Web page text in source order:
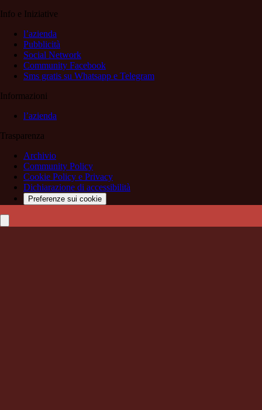
Info e Iniziative
l’azienda
Pubblicità
Social Network
Community Facebook
Sms gratis su Whatsapp e Telegram
Informazioni
l’azienda
Trasparenza
Archivio
Community Policy
Cookie Policy e Privacy
Dichiarazione di accessibilità
Preferenze sui cookie